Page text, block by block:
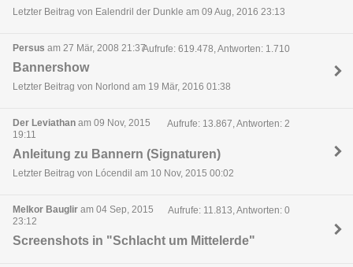
Letzter Beitrag von Ealendril der Dunkle am 09 Aug, 2016 23:13
Persus am 27 Mär, 2008 21:37Aufrufe: 619.478, Antworten: 1.710
Bannershow
Letzter Beitrag von Norlond am 19 Mär, 2016 01:38
Der Leviathan am 09 Nov, 2015
19:11
Aufrufe: 13.867, Antworten: 2
Anleitung zu Bannern (Signaturen)
Letzter Beitrag von Lócendil am 10 Nov, 2015 00:02
Melkor Bauglir am 04 Sep, 2015
23:12
Aufrufe: 11.813, Antworten: 0
Screenshots in "Schlacht um Mittelerde"